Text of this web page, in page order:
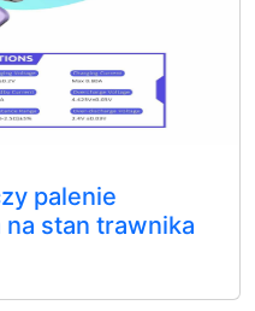
palenie
stan trawnika